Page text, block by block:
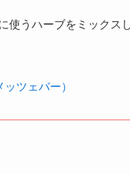
使うハーブをミックス
ツェバー）